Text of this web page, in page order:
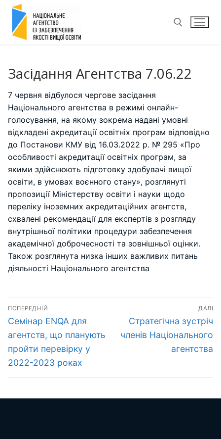
Перейти
вмісту
Засідання Агентства 7.06.22
7 червня відбулося чергове засідання
Національного агентства в режимі онлайн-
голосування, на якому зокрема надані умовні
відкладені акредитації освітніх програм відповідно
до Постанови КМУ від 16.03.2022 р. № 295 «Про
особливості акредитації освітніх програм, за
якими здійснюють підготовку здобувачі вищої
освіти, в умовах воєнного стану», розглянуті
пропозиції Міністерству освіти і науки щодо
переліку іноземних акредитаційних агентств,
схвалені рекомендації для експертів з розгляду
внутрішньої політики процедури забезпечення
академічної доброчесності та зовнішньої оцінки.
Також розглянута низка інших важливих питань
діяльності Національного агентства
Навігація
записів
ПОПЕРЕДНІЙ
Попередній
запис:
Семінар ENQA для
агентств, що планують
пройти перевірку у
2022-2023 роках
ДАЛІ
Наступний
запис:
Стратегічна зустріч
членів Національного
агентства